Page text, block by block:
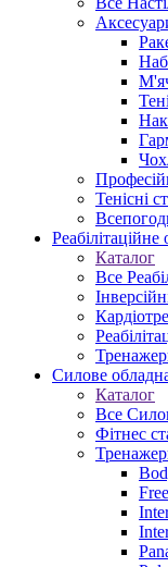
Тенісні
Каталог
Все
Силове
Каталог
Все
Фітнес